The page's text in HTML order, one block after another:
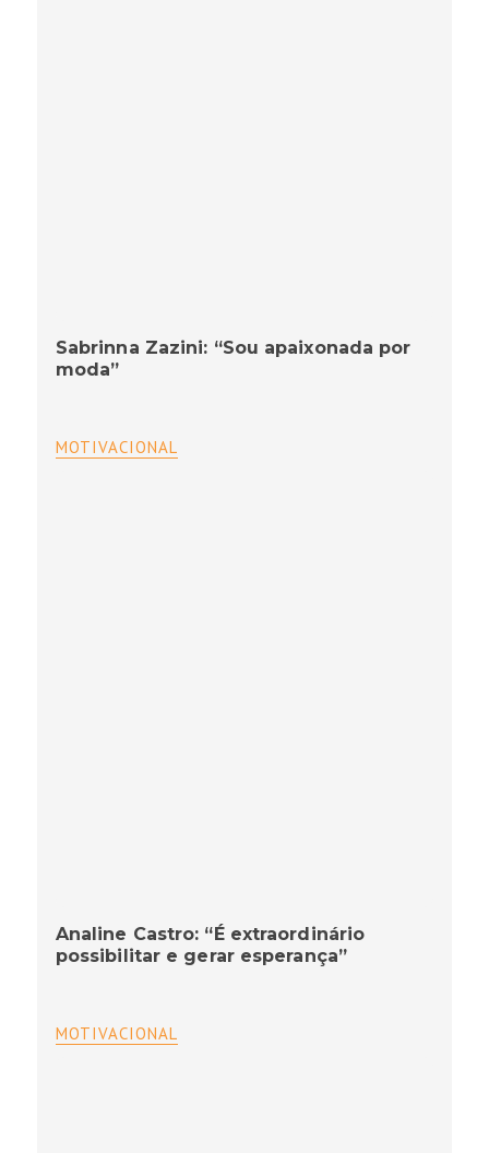
Sabrinna Zazini: “Sou apaixonada por
moda”
MOTIVACIONAL
Analine Castro: “É extraordinário
possibilitar e gerar esperança”
MOTIVACIONAL